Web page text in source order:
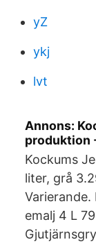
yZ
ykj
lvt
Annons:
produktion
Kockums
liter, grå
emalj 4 L